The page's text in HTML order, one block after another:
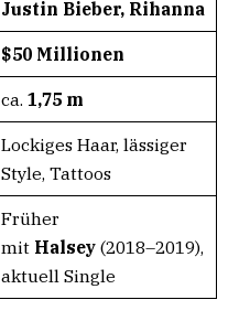
Justin Bieber, Rihanna
$50 Millionen
ca. 1,75 m
Lockiges Haar, lässiger
Style, Tattoos
Früher
mit Halsey(2018–2019),
aktuell Single